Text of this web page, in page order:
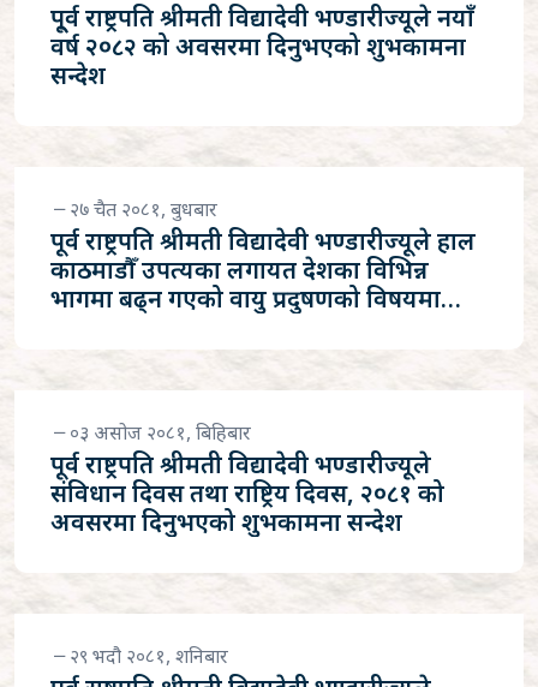
पू्र्व राष्ट्रपति श्रीमती विद्यादेवी भण्डारीज्यूले नयाँ
वर्ष २०८२ को अवसरमा दिनुभएको शुभकामना
सन्देश
२७ चैत २०८१, बुधबार
पूर्व राष्ट्रपति श्रीमती विद्यादेवी भण्डारीज्यूले हाल
काठमाडौँ उपत्यका लगायत देशका विभिन्न
भागमा बढ्न गएको वायु प्रदुषणको विषयमा
०३ असोज २०८१, बिहिबार
पूर्व राष्ट्रपति श्रीमती विद्यादेवी भण्डारीज्यूले
संविधान दिवस तथा राष्ट्रिय दिवस, २०८१ को
अवसरमा दिनुभएको शुभकामना सन्देश
२९ भदौ २०८१, शनिबार